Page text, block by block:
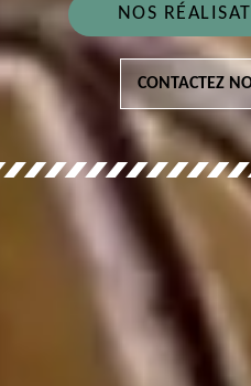
NOS
CONTACTEZ